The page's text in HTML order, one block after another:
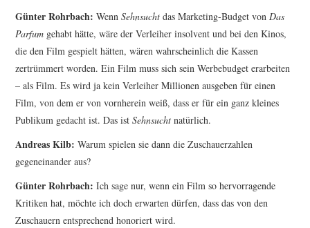
Günter Rohrbach: WennSehnsucht das Marketing-Budget vonDas
Parfum gehabt hätte, wäre der Verleiher insolvent und bei den Kinos,
die den Film gespielt hätten, wären wahrscheinlich die Kassen
zertrümmert worden. Ein Film muss sich sein Werbebudget erarbeiten
– als Film. Es wird ja kein Verleiher Millionen ausgeben für einen
Film, von dem er von vornherein weiß, dass er für ein ganz kleines
Publikum gedacht ist. Das istSehnsucht natürlich.
Andreas Kilb: Warum spielen sie dann die Zu­schauerzahlen
gegeneinander aus?
Günter Rohrbach: Ich sage nur, wenn ein Film so hervorragende
Kritiken hat, möchte ich doch er­warten dürfen, dass das von den
Zuschauern ent­sprechend honoriert wird.